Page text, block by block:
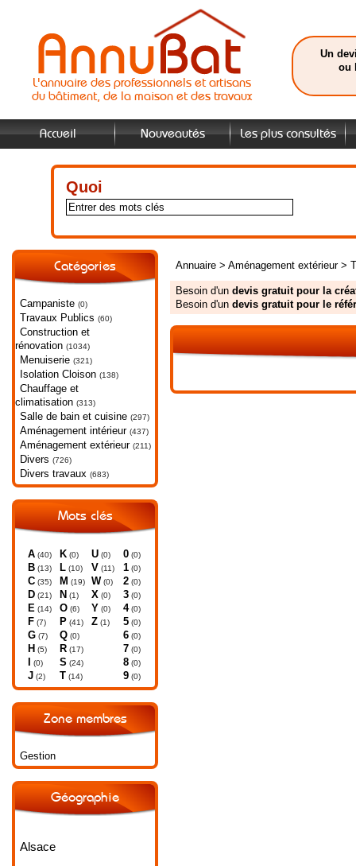
L'annuaire des professionnels et artisans
du bâtiment, de la maison et des travaux
Un
ou
Accueil Nouveautés Les plus consultés
Quoi
Catégories
Campaniste (0)
Travaux Publics (60)
Construction et
rénovation (1034)
Menuiserie (321)
Isolation Cloison (138)
Chauffage et
climatisation (313)
Salle de bain et cuisine (297)
Aménagement intérieur (437)
Aménagement extérieur (211)
Divers (726)
Divers travaux (683)
Mots clés
A (40)
B (13)
C (35)
D (21)
E (14)
F (7)
G (7)
H (5)
(0)
J (2)
K (0)
L (10)
M (19)
N (1)
O (6)
P (41)
Q (0)
R (17)
S (24)
T (14)
U (0)
V (11)
W (0)
X (0)
Y (0)
Z (1)
0 (0)
1 (0)
2 (0)
3 (0)
4(0)
5 (0)
6 (0)
7 (0)
8 (0)
9 (0)
Zone membres
Gestion
Géographie
Alsace
Annuaire > Aménagement extérieur>
Besoin d'un devis gratuit pour la
Besoin d'un devis gratuit pour le